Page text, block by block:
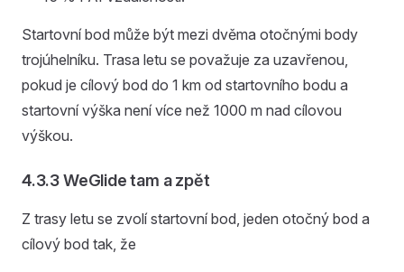
Startovní bod může být mezi dvěma otočnými body
trojúhelníku. Trasa letu se považuje za uzavřenou,
pokud je cílový bod do 1 km od startovního bodu a
startovní výška není více než 1000 m nad cílovou
výškou.
4.3.3 WeGlide tam a zpět
Z trasy letu se zvolí startovní bod, jeden otočný bod a
cílový bod tak, že